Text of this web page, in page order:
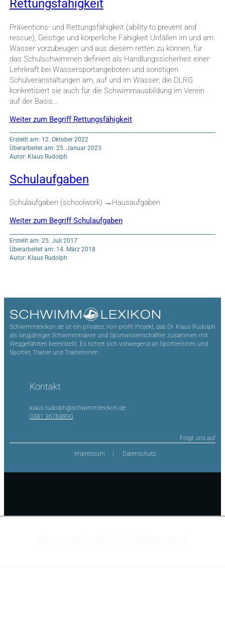
Rettungsfähigkeit
Präventions- und Rettungsfähigkeit (ability to prevent and
rescue), Geistige und körperliche Fähigkeit Unfällen im und am
Wasser vorzubeugen und aus diesem retten zu können, für
das Schulschwimmen definiert als Handlungssicherheit einer
Lehrkraft bei Wassersportangeboten und sonstigen
Schulveranstaltungen am, auf und im Wasser; die DLRG
konkretisiert sie auch für die Schwimmausbildung im Verein
auf der Basis…
Weiter zum Begriff Rettungsfähigkeit
Erstellt am: 12. Oktober 2022
Überarbeitet am: 25. Januar 2023
Autor: Klaus Rudolph
Schulaufgaben
Schulaufgaben (schoolwork) →Hausaufgaben
Weiter zum Begriff Schulaufgaben
Erstellt am: 25. Juli 2017
Überarbeitet am: 14. März 2018
Autor: Klaus Rudolph
Schwimmlexikon.de ist ein privates, non-profit-Projekt, das Dr. Klaus Rudolph
als langjähriger Schwimmtrainer und Sportwissenschaftler zusammen mit
Weggefährten bereitstellt. Es richtet sich vorwiegend an Sportlerinnen und
Sportler, Trainer und Trainerinnen.
Kontakt
klaus.rudolph@schwimmlexikon.de
0381 36768890
Folgt uns auf
Impressum Datenschutz